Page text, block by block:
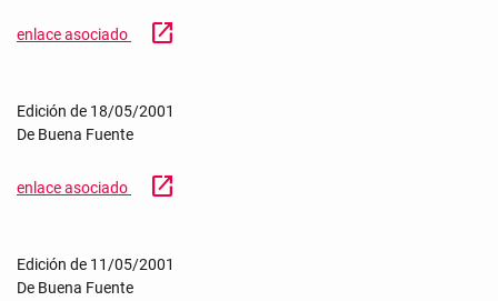
enlace asociado open_in_new
Edición de 18/05/2001
De Buena Fuente
enlace asociado open_in_new
Edición de 11/05/2001
De Buena Fuente